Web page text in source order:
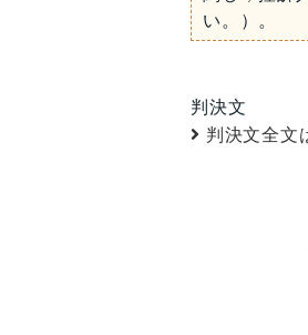
い。）。
判決文
判決文全文